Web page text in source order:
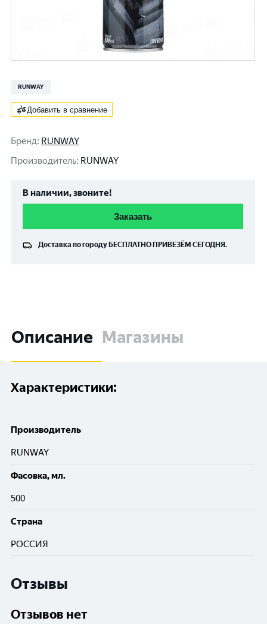
RUNWAY
Добавить в сравнение
Бренд: RUNWAY
Производитель: RUNWAY
В наличии, звоните!
Заказать
Доставка по городу БЕСПЛАТНО ПРИВЕЗЁМ СЕГОДНЯ.
Описание Магазины
Характеристики:
Производитель
RUNWAY
Фасовка, мл.
500
Cтрана
РОССИЯ
Отзывы
Отзывов нет